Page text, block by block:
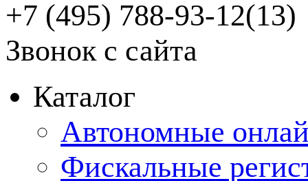
+7 (495) 788-93-12(13)
Звонок с сайта
Каталог
Автономные
Фискальные